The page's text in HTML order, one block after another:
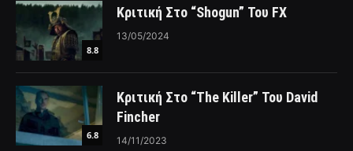
8.8
Κριτική Στο “Shogun” Του FX
13/05/2024
6.8
Κριτική Στο “The Killer” Του David
Fincher
14/11/2023